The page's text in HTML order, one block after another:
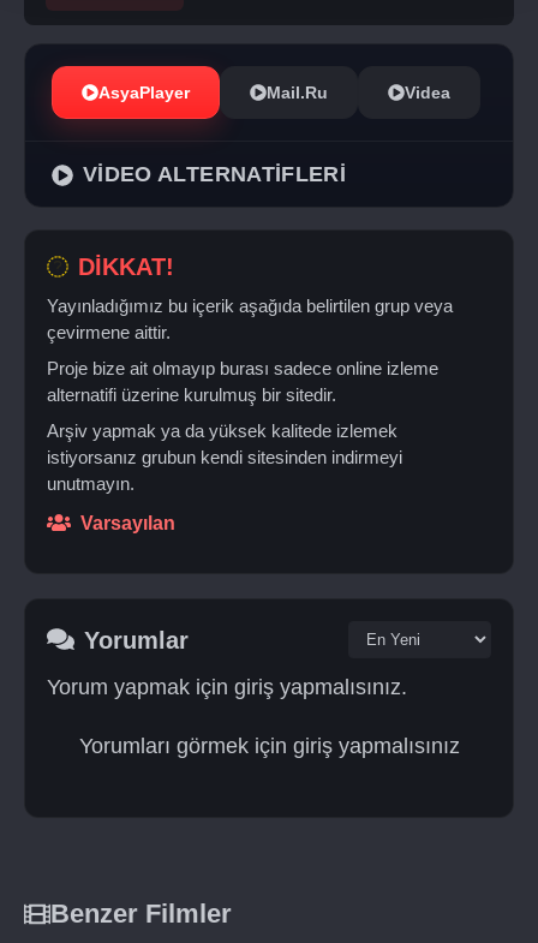
AsyaPlayer Mail.Ru Videa
VİDEO ALTERNATİFLERİ
DİKKAT!
Yayınladığımız bu içerik aşağıda belirtilen grup veya
çevirmene aittir.
Proje bize ait olmayıp burası sadece online izleme
alternatifi üzerine kurulmuş bir sitedir.
Arşiv yapmak ya da yüksek kalitede izlemek
istiyorsanız grubun kendi sitesinden indirmeyi
unutmayın.
Varsayılan
Yorumlar
Yorum yapmak için giriş yapmalısınız.
Yorumları görmek için giriş yapmalısınız
Benzer Filmler